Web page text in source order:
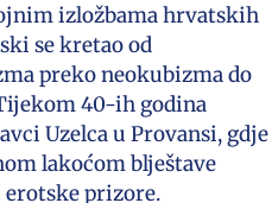
izložbama hrvatskih
se kretao od
preko neokubizma do
40-ih godina
Uzelca u Provansi, gdje
lakoćom blještave
prizore.